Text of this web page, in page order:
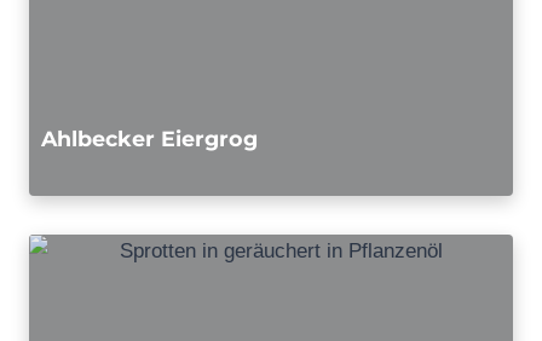
Ahlbecker Eiergrog